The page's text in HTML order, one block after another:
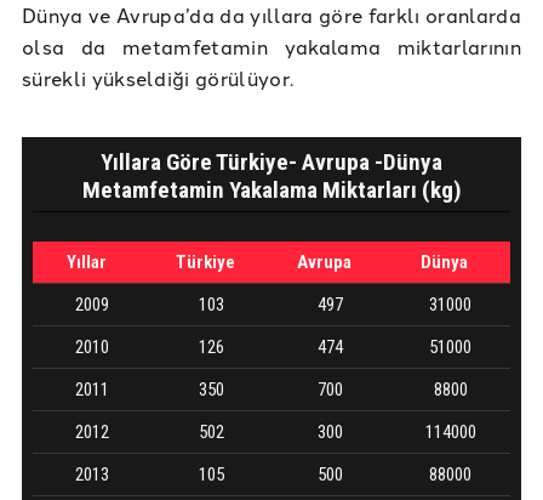
Dünya ve Avrupa’da da yıllara göre farklı oranlarda
olsa da metamfetamin yakalama miktarlarının
sürekli yükseldiği görülüyor.